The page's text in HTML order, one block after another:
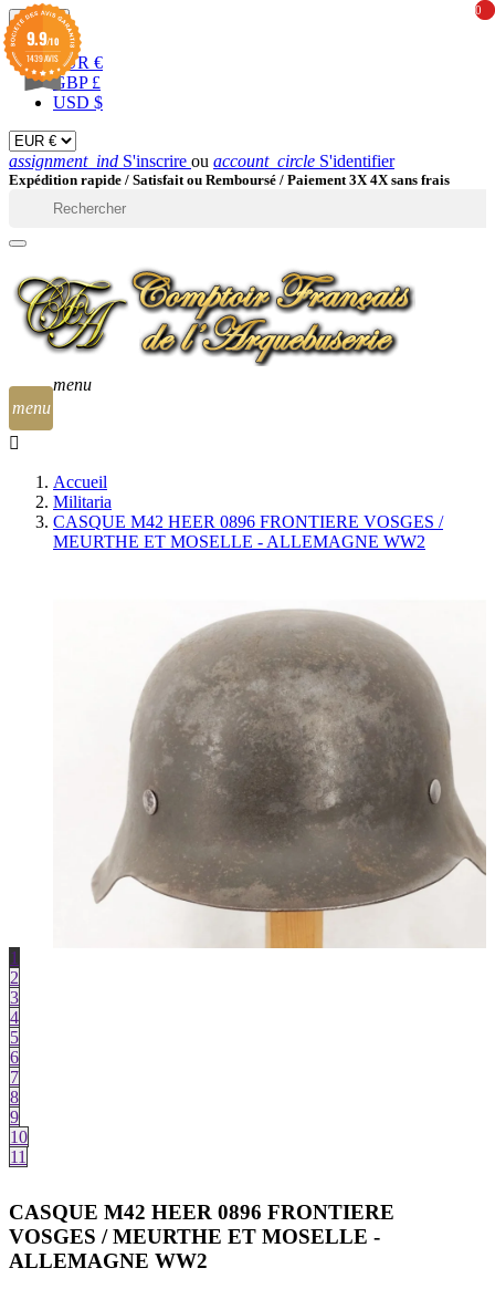
EUR 
EUR €
GBP £
USD $
assignment_ind S'inscrire ou account_circle S'identifier
Expédition rapide / Satisfait ou Remboursé / Paiement 3X 4X sans frais
menu
0
0
menu
Accueil
Militaria
CASQUE M42 HEER 0896 FRONTIERE VOSGES /
MEURTHE ET MOSELLE - ALLEMAGNE WW2
1
2
3
4
5
6
7
8
9
10
11
CASQUE M42 HEER 0896 FRONTIERE
VOSGES / MEURTHE ET MOSELLE -
ALLEMAGNE WW2
9.9/10
1439 AVIS